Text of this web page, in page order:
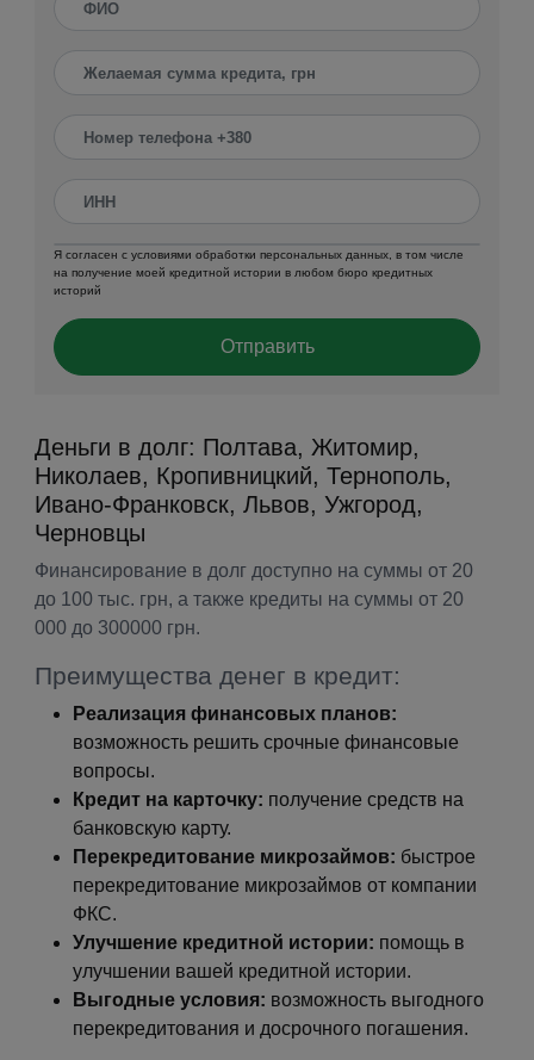
Я согласен с условиями обработки персональных данных, в том числе
на получение моей кредитной истории в любом бюро кредитных
историй
Отправить
Деньги в долг: Полтава, Житомир,
Николаев, Кропивницкий, Тернополь,
Ивано-Франковск, Львов, Ужгород,
Черновцы
Финансирование в долг доступно на суммы от 20
до 100 тыс. грн, а также кредиты на суммы от 20
000 до 300000 грн.
Преимущества денег в кредит:
Реализация финансовых планов:
возможность решить срочные финансовые
вопросы.
Кредит на карточку: получение средств на
банковскую карту.
Перекредитование микрозаймов: быстрое
перекредитование микрозаймов от компании
ФКС.
Улучшение кредитной истории: помощь в
улучшении вашей кредитной истории.
Выгодные условия: возможность выгодного
перекредитования и досрочного погашения.